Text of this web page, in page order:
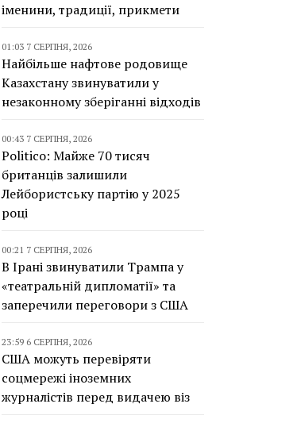
іменини, традиції, прикмети
01:03 7 СЕРПНЯ, 2026
Найбільше нафтове родовище
Казахстану звинуватили у
незаконному зберіганні відходів
00:43 7 СЕРПНЯ, 2026
Politico: Майже 70 тисяч
британців залишили
Лейбористську партію у 2025
році
00:21 7 СЕРПНЯ, 2026
В Ірані звинуватили Трампа у
«театральній дипломатії» та
заперечили переговори з США
23:59 6 СЕРПНЯ, 2026
США можуть перевіряти
соцмережі іноземних
журналістів перед видачею віз